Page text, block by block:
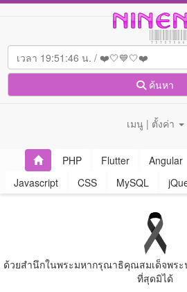
ค้นหา
เมนู | ตั้งค่า
PHP Flutter Angular
Javascript
CSS MySQL
ด้วยสํานึกในพระมหากรุณาธิคุณสมเด็จพระ
ที่สุดมิได้